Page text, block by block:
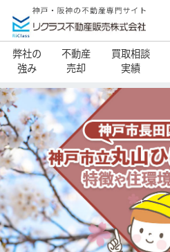
弊社の
強み
不動産
売却
買取相談
実績